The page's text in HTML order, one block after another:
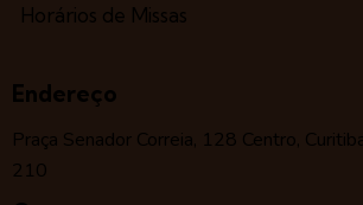
Horários de Missas
Endereço
Praça Senador Correia, 128 Centro,
210